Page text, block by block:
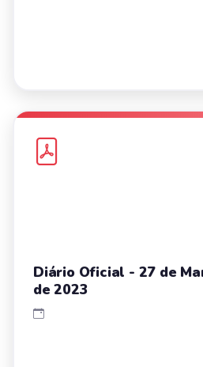
Diário Oficial - 27 de
de 2023